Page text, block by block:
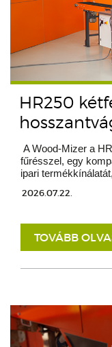
HR250
A Wood-Mizer a
fűrésszel, egy
ipari
2026.07.22.
TOVÁBB